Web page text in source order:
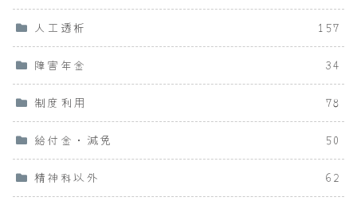
人工透析 157
障害年金 34
制度利用 78
給付金・減免 50
精神科以外 62